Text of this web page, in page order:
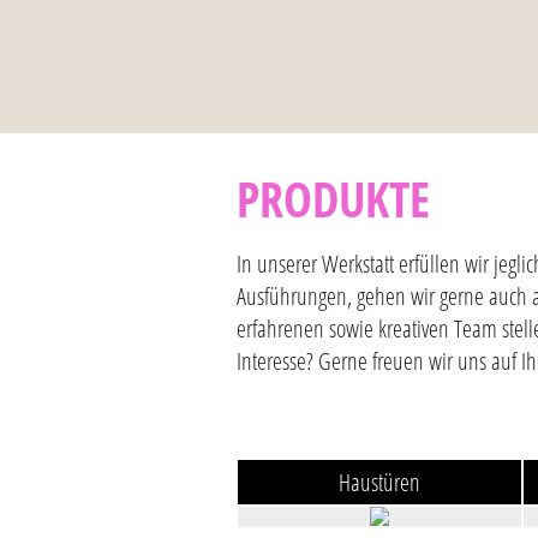
PRODUKTE
In unserer Werkstatt erfüllen wir
Ausführungen, gehen wir gerne
erfahrenen sowie kreativen Team
Interesse? Gerne freuen wir uns auf
Haustüren